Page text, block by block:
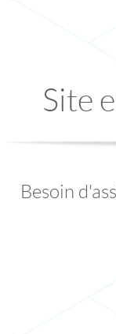
Site
Besoin